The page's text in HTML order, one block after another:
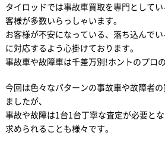
タイロッドでは事故車買取を専門として
客様が多数いらっしゃいます。
お客様が不安になっている、落ち込んで
に対応するよう心掛けております。
事故車や故障車は千差万別!ホントのプロ
今回は色々なパターンの事故車や故障者
ましたが、
事故や故障は1台1台丁寧な査定が必要と
求められることも様々です。